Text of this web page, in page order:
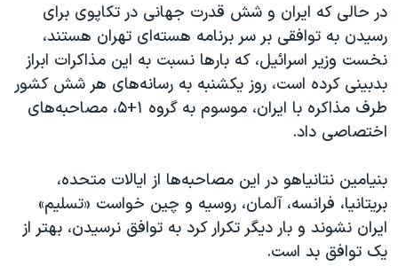
گالری عکس
آرشیو پخش زنده
اعتراضات زن، زندگی، آزادی
مجموعه مستندهای دادخواهی
تریبونال مردمی آبان ۹۸
دادگاه حمید نوری
چهل سال گروگان‌گیری
قانون شفافیت دارائی کادر رهبری ایران
اعتراضات مردمی آبان ۹۸
اسرائیل در جنگ
در حالی که ایران و شش قدرت جهانی در تکاپوی برای
رسیدن به توافقی بر سر برنامه هسته‌ای تهران هستند،
نخست وزیر اسرائیل، که بارها نسبت به این مذاکرات ابراز
بدبینی کرده است، روز یکشنبه به رسانه‌های هر شش کشور
طرف مذاکره با ایران، موسوم به گروه ۱+۵، مصاحبه‌های
اختصاصی داد.
بنیامین نتانیاهو در این مصاحبه‌ها از ایالات متحده،
بریتانیا، فرانسه، آلمان، روسیه و چین خواست «تسلیم»
ایران نشوند و بار دیگر تکرار کرد به توافق نرسیدن، بهتر از
یک توافق بد است.